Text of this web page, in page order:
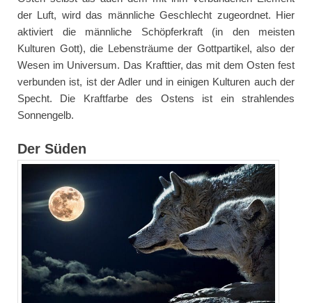
der Luft, wird das männliche Geschlecht zugeordnet. Hier
aktiviert die männliche Schöpferkraft (in den meisten
Kulturen Gott), die Lebensträume der Gottpartikel, also der
Wesen im Universum. Das Krafttier, das mit dem Osten fest
verbunden ist, ist der Adler und in einigen Kulturen auch der
Specht. Die Kraftfarbe des Ostens ist ein strahlendes
Sonnengelb.
Der Süden